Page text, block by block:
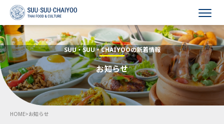
HOME
会社概要
事業内容
採用情報
SUU・SUU・CHAIYOOの新着情報
お知らせ
HOME>お知らせ